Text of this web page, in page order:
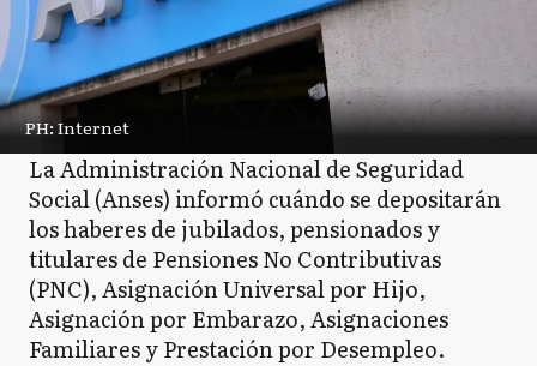
PH: Internet
La Administración Nacional de Seguridad
Social (Anses) informó cuándo se depositarán
los haberes de jubilados, pensionados y
titulares de Pensiones No Contributivas
(PNC), Asignación Universal por Hijo,
Asignación por Embarazo, Asignaciones
Familiares y Prestación por Desempleo.